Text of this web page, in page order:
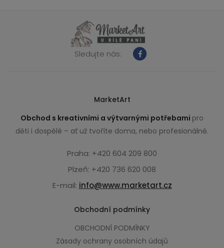
Sledujte nás:
MarketArt
Obchod s kreativními a výtvarnými potřebami pro
děti i dospělé – ať už tvoříte doma, nebo profesionálně.
Praha: +420 604 209 800
Plzeň: +420 736 620 008
E-mail: info@www.marketart.cz
Obchodní podmínky
OBCHODNÍ PODMÍNKY
Zásady ochrany osobních údajů